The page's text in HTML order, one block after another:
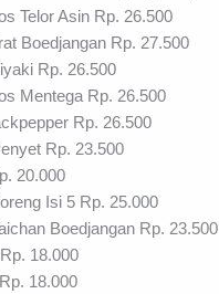
Telor Asin Rp. 26.500
Boedjangan Rp. 27.500
Rp. 26.500
Mentega Rp. 26.500
Rp. 26.500
Rp. 23.500
20.000
Isi 5 Rp. 25.000
Boedjangan Rp. 23.500
18.000
18.000